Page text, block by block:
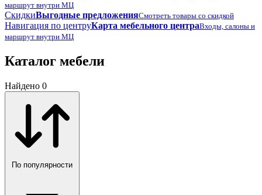
маршрут внутри МЦ
СкидкиВыгодные предложенияСмотреть товары со скидкой
Навигация по центруКарта мебельного центраВходы, салоны и
маршрут внутри МЦ
Каталог мебели
Найдено 0
По популярности